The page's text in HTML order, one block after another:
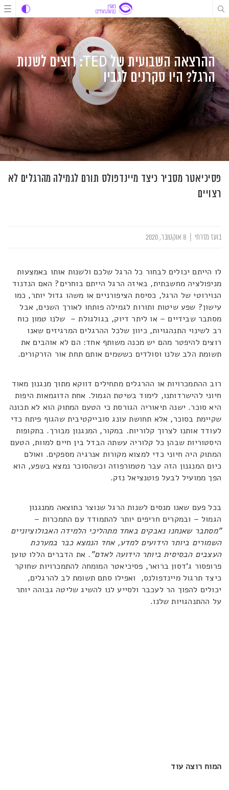
דלג
לתוכן
דלג
לתוכן
דלג
לניווט
ההרצאה השבועית של TED: רוצים לשנות
הרגל? היו סקרנים לגביו
פסיכיאטר מסביר כיצד מיינדפולס תורם לגמילה מהרגלים לא
רצויים
בועז מזרחי
לו הייתם יכולים לבחור כל הרגל שלכם ולשנות אותו באמצעות
מניפולציה מחשבתית, באיזה הרגל הייתם בוחרים? האם הנדנוד
הנוירוטי של הרגל, כסיסת הציפורניים או משהו גדול יותר, כמו
עישון? שפע שיטות ותורות לגמילה פותחו לאורך השנים, אבל
מסתבר שבידיים – או ליתר דיוק, בגולגולת – שלנו טמון כוח
רב לשינוי התנהגויות, כיוון שלכל ההרגלים המרגיזים שאנו
רוצים להיפטר מהם יש מכנה משותף אחד: הם לא אוהבים את
תשומת הלב שלנו וסולדים כששמים אותם תחת אור הזרקורים.
רוב ההתמכרויות או ההרגלים מתחילים דווקא מתוך מנגנון מאוד
חיוני להישרדותנו, לימוד בשיטת הגמול. אחת הדוגמאות היפות
היא סוכר. ישנה תיאוריה הגורסת כי הטעם המתוק הוא לא תכונה
שקיימת בסוכר, אלא תחושת עונג סובייקטיבית שהגוף פיתח כדי
לעודד אותנו לצרוך קלוריות. במקור, המנגנון מבורך. בתקופות
היסטוריות שבהן כל קלוריה עשתה הבדל בין חיים למוות, הטעם
המתוק היה חיוני כדי למצוא מקורות אנרגיה מספקים. ואולם
כיום המנגנון הזה עבר מטמורפוזה וכשהסוכר נמצא בשפע, הוא
הפך ממועיל לבעל פוטנציאל נזק.
בכל פעם שאנו מנסים לשנות הרגל שנוצר כתוצאה ממנגנון
הגמול – ובמקרים חריפים יותר להתמודד עם התמכרות –
"מסתבר שאנחנו נאבקים באחד מתהליכי הלמידה האבולוציוניים
השמורים ביותר הידועים למדע, אחד הנמצא כבר במערכת
העצבים הבסיסית ביותר הידועה לאדם". את הדברים הללו טוען
פרופסור ג'דסון ברואר, פסיכיאטר המומחה להתמכרויות שחוקר
כיצד תרגול מיינדפולנס, ואפילו סתם תשומת לב להרגלים,
יכולים להפוך הר לעכבר ולסייע לנו להשיג שליטה גבוהה יותר
על ההתנהגויות שלנו.
המוח רוצה עוד